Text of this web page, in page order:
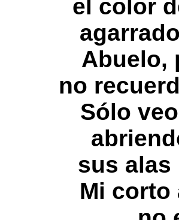
el color
Abuelo,
no
Sólo
sus alas
Mi corto